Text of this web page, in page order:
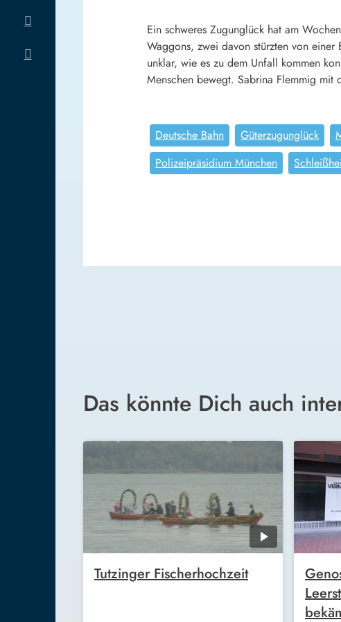
Ein schweres Zugunglück hat am
Waggons, zwei davon stürzten von
unklar, wie es zu dem Unfall kommen
Menschen bewegt. Sabrina Flemmig mit
Deutsche Bahn Güterzugunglück
Polizeipräsidium München
Das könnte Dich auch
Tutzinger Fischerhochzeit